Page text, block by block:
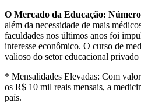
O Mercado da Educação:
além da necessidade de mais
faculdades nos últimos anos foi
interesse econômico. O curso de
valioso do setor educacional privado
* Mensalidades Elevadas: Com
os R$ 10 mil reais mensais, a
país.